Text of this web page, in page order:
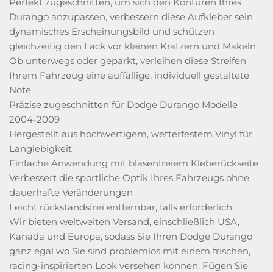
Durango anzupassen, verbessern diese Aufkleber sein
dynamisches Erscheinungsbild und schützen
gleichzeitig den Lack vor kleinen Kratzern und Makeln.
Ob unterwegs oder geparkt, verleihen diese Streifen
Ihrem Fahrzeug eine auffällige, individuell gestaltete
Note.
Präzise zugeschnitten für Dodge Durango Modelle
2004-2009
Hergestellt aus hochwertigem, wetterfestem Vinyl für
Langlebigkeit
Einfache Anwendung mit blasenfreiem Kleberückseite
Verbessert die sportliche Optik Ihres Fahrzeugs ohne
dauerhafte Veränderungen
Leicht rückstandsfrei entfernbar, falls erforderlich
Wir bieten weltweiten Versand, einschließlich USA,
Kanada und Europa, sodass Sie Ihren Dodge Durango
ganz egal wo Sie sind problemlos mit einem frischen,
racing-inspirierten Look versehen können. Fügen Sie